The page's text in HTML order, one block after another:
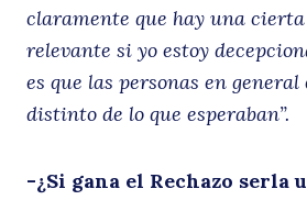
claramente que hay una
relevante si yo estoy
es que las personas en
distinto de lo que esperaban”.
-¿Si gana el Rechazo serla